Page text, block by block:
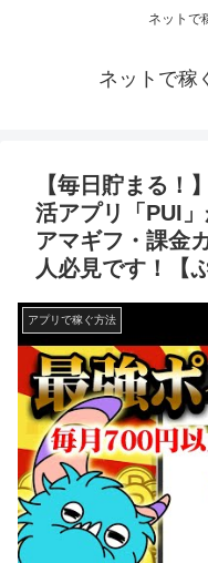
ネットで
ネットで稼
【毎日貯まる！
活アプリ「PUI
アマギフ・課金
人必見です！【
アプリで稼ぐ方法